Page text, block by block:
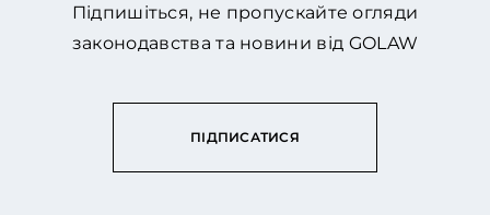
Підпишіться, не пропускайте огляди
законодавства та новини від GOLAW
ПІДПИСАТИСЯ